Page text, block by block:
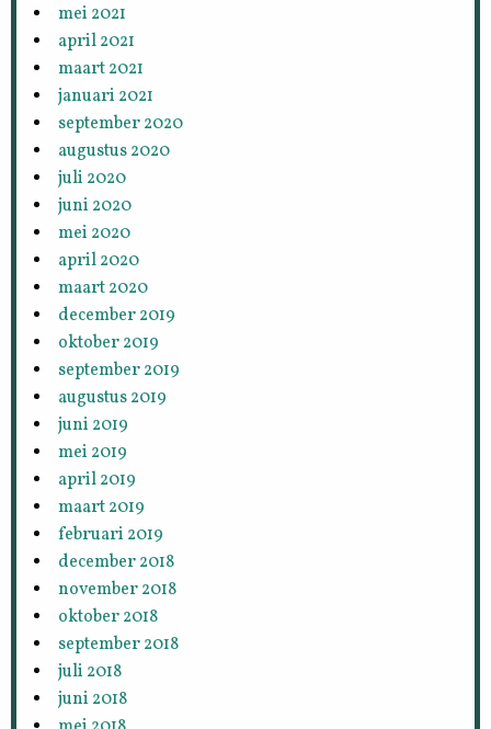
mei 2021
april 2021
maart 2021
januari 2021
september 2020
augustus 2020
juli 2020
juni 2020
mei 2020
april 2020
maart 2020
december 2019
oktober 2019
september 2019
augustus 2019
juni 2019
mei 2019
april 2019
maart 2019
februari 2019
december 2018
november 2018
oktober 2018
september 2018
juli 2018
juni 2018